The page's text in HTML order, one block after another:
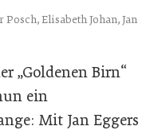
Elisabeth Johan, Jan
„Goldenen Birn“
ein
Mit Jan Eggers